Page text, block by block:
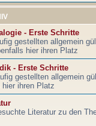
- Erste Schritte
gestellten allgemein
hier ihren Platz
- Erste Schritte
gestellten allgemein
hier ihren Platz
Literatur zu den